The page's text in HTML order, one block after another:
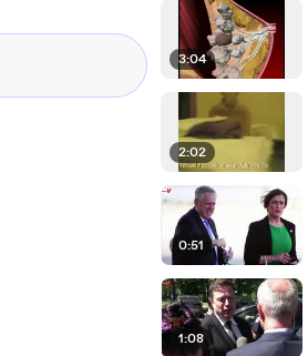
3:04
2:02
0:51
1:08